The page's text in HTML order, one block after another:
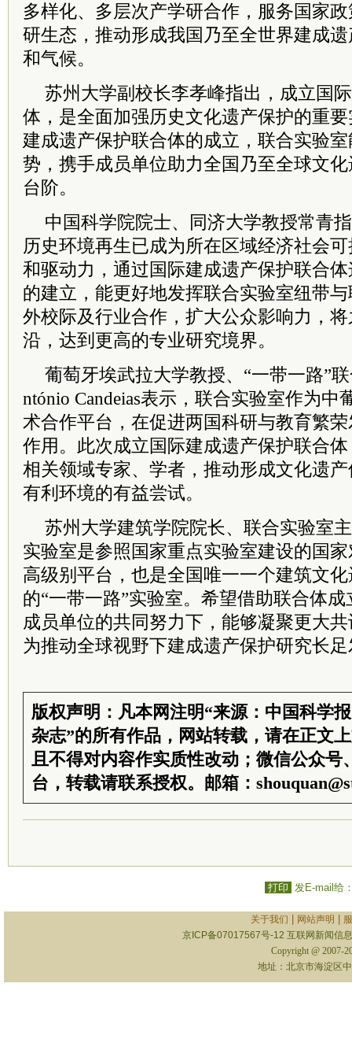
多样化、多层次产学研合作，服务国家
研生态，推动形成我国乃至全世界建成
和气候。
苏州大学副校长李孝峰指出，成立国
体，是全面加强历史文化遗产保护的重
建成遗产保护联合体的成立，联合实验
势，携手成员单位助力全国乃至全球文
台阶。
中国科学院院士、同济大学教授常青
历史环境再生已成为所在区域经济社会
和驱动力，通过国际建成遗产保护联合
的建立，能更好地发挥联合实验室纽带
外校际及行业合作，扩大公众影响力，
沿，达到更高的专业研究境界。
葡萄牙埃武拉大学教授、“一带一路”
ntónio Candeias表示，联合实验室作为中
术合作平台，在促进两国科研与教育繁
作用。此次成立国际建成遗产保护联合
相关领域专家、学者，推动形成文化遗
有利环境的有益尝试。
苏州大学建筑学院院长、联合实验室
实验室是参照国家重点实验室建设的国
高级别平台，也是全国唯一一个建筑文
的“一带一路”实验室。希望借助联合体
成员单位的共同努力下，能够凝聚更大
为推动全球视野下建成遗产保护研究长
版权声明：凡本网注明“来源：中国科学
杂志”的所有作品，网站转载，请在正文
且不得对内容作实质性改动；微信公众号
台，转载请联系授权。邮箱：
打印 发E-mail给
关于我们 网站声明
京ICP备07017567号-12 互联网新闻信
Copyright @ 2007-
地址：北京市海淀区